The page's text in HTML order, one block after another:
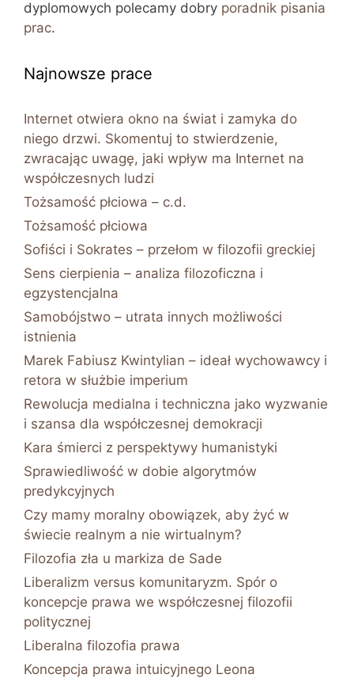
dyplomowych polecamy dobry poradnik pisania
prac.
Najnowsze prace
Internet otwiera okno na świat i zamyka do
niego drzwi. Skomentuj to stwierdzenie,
zwracając uwagę, jaki wpływ ma Internet na
współczesnych ludzi
Tożsamość płciowa – c.d.
Tożsamość płciowa
Sofiści i Sokrates – przełom w filozofii greckiej
Sens cierpienia – analiza filozoficzna i
egzystencjalna
Samobójstwo – utrata innych możliwości
istnienia
Marek Fabiusz Kwintylian – ideał wychowawcy i
retora w służbie imperium
Rewolucja medialna i techniczna jako wyzwanie
i szansa dla współczesnej demokracji
Kara śmierci z perspektywy humanistyki
Sprawiedliwość w dobie algorytmów
predykcyjnych
Czy mamy moralny obowiązek, aby żyć w
świecie realnym a nie wirtualnym?
Filozofia zła u markiza de Sade
Liberalizm versus komunitaryzm. Spór o
koncepcje prawa we współczesnej filozofii
politycznej
Liberalna filozofia prawa
Koncepcja prawa intuicyjnego Leona